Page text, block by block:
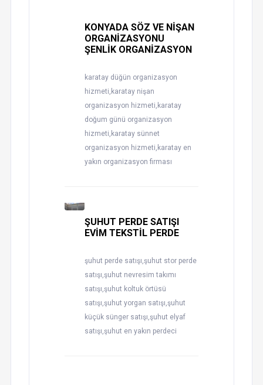
KONYADA SÖZ VE NİŞAN
ORGANİZASYONU
ŞENLİK ORGANİZASYON
karatay düğün organizasyon
hizmeti,karatay nişan
organizasyon hizmeti,karatay
doğum günü organizasyon
hizmeti,karatay sünnet
organizasyon hizmeti,karatay en
yakın organizasyon firması
ŞUHUT PERDE SATIŞI
EVİM TEKSTİL PERDE
şuhut perde satışı,şuhut stor perde
satışı,şuhut nevresim takımı
satışı,şuhut koltuk örtüsü
satışı,şuhut yorgan satışı,şuhut
küçük sünger satışı,şuhut elyaf
satışı,şuhut en yakın perdeci